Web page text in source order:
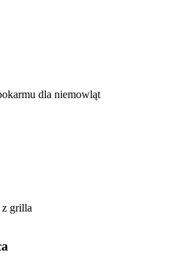
dla niemowląt
grilla